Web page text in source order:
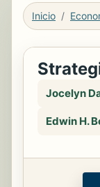
Inicio
Jocelyn
Edwin H.